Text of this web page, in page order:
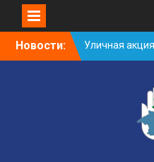
SkipНовости:
«Здоровью —
молодожёнов
граждан